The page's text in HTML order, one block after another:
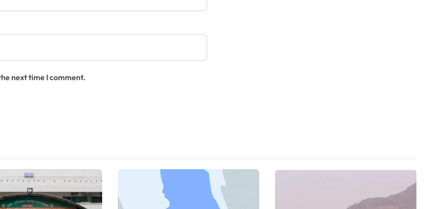
next time I comment.